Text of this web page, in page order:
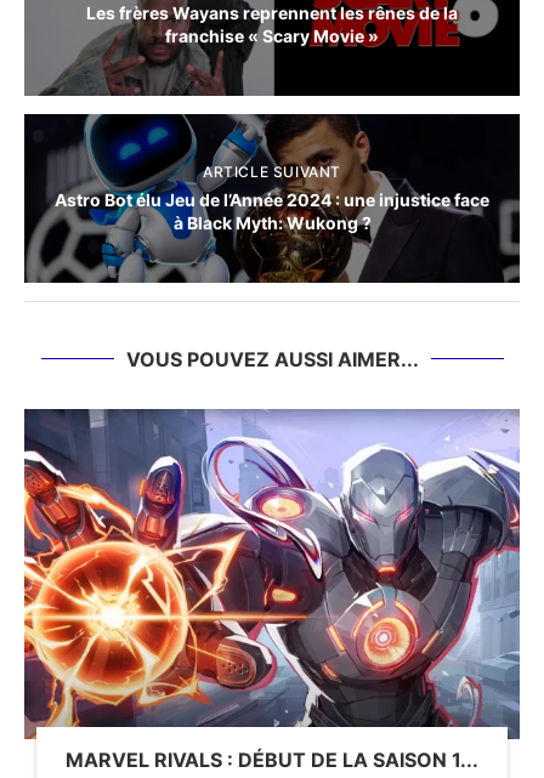
Les frères Wayans reprennent les rênes de la
franchise « Scary Movie »
ARTICLE SUIVANT
Astro Bot élu Jeu de l’Année 2024 : une injustice face
à Black Myth: Wukong ?
VOUS POUVEZ AUSSI AIMER...
MARVEL RIVALS : DÉBUT DE LA SAISON 1...